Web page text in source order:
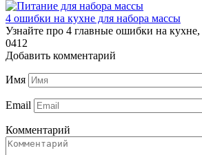
4 ошибки на кухне для набора массы
Узнайте про 4 главные ошибки на кухне,
0412
Добавить комментарий
Имя
Email
Комментарий